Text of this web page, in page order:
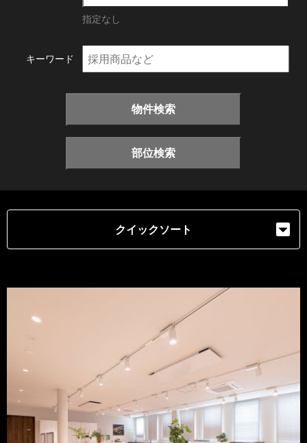
指定なし
キーワード
物件検索
部位検索
クイックソート